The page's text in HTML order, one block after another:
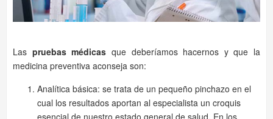
Las pruebas médicas que deberíamos hacernos y que la
medicina preventiva aconseja son:
Analítica básica: se trata de un pequeño pinchazo en el
cual los resultados aportan al especialista un croquis
esencial de nuestro estado general de salud. En los